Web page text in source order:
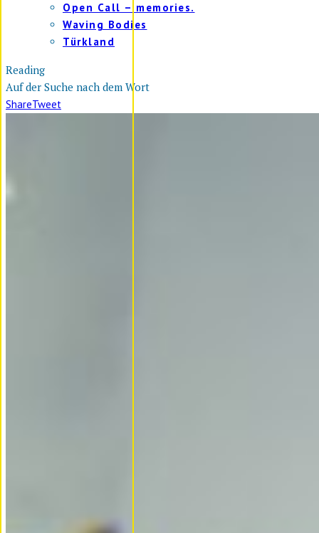
Open Call – memories.
Waving Bodies
Türkland
Reading
Auf der Suche nach dem Wort
ShareTweet